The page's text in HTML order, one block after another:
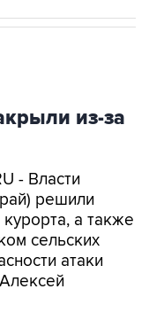
из-за
- Власти
решили
а также
сельских
атаки